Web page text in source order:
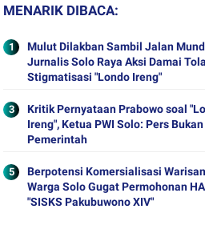
MENARIK DIBACA
Mulut Dilakban Sambil Jalan
Jurnalis Solo Raya Aksi Damai
Stigmatisasi "Londo Ireng"
Kritik Pernyataan Prabowo soal
Ireng", Ketua PWI Solo: Pers
Pemerintah
Berpotensi Komersialisasi
Warga Solo Gugat Permohonan
"SISKS Pakubuwono XIV"